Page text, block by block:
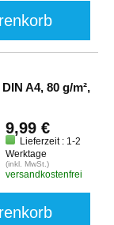
A4, 80 g/m²,
9,99 €
Lieferzeit : 1-2
Werktage
(inkl. MwSt.)
versandkostenfrei